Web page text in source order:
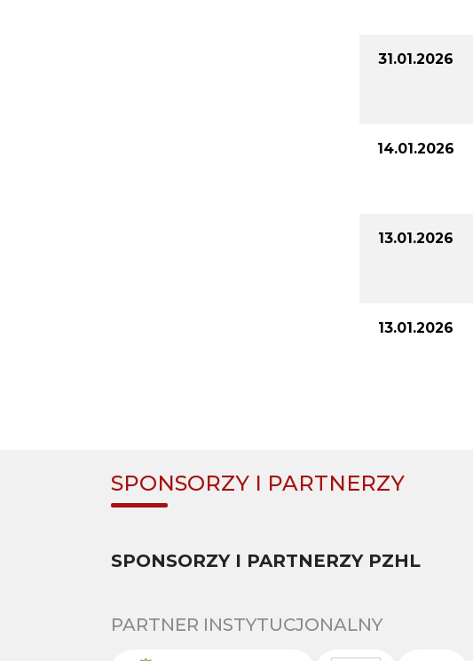
31.01.2026
14.01.2026
13.01.2026
13.01.2026
SPONSORZY I PARTNERZY
SPONSORZY I PARTNERZY PZHL
PARTNER INSTYTUCJONALNY